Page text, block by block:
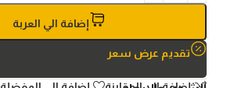
إضافة الي العربة
تقديم عرض سعر